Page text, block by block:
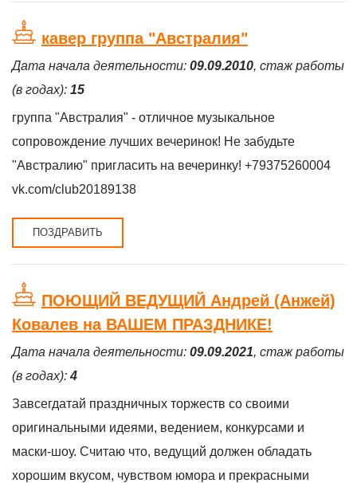
кавер группа "Австралия"
Дата начала деятельности: 09.09.2010, стаж работы
(в годах): 15
группа "Австралия" - отличное музыкальное
сопровождение лучших вечеринок! Не забудьте
"Австралию" пригласить на вечеринку! +79375260004
vk.com/club20189138
ПОЗДРАВИТЬ
ПОЮЩИЙ ВЕДУЩИЙ Андрей (Анжей)
Ковалев на ВАШЕМ ПРАЗДНИКЕ!
Дата начала деятельности: 09.09.2021, стаж работы
(в годах):4
Завсегдатай праздничных торжеств со своими
оригинальными идеями, ведением, конкурсами и
маски-шоу. Считаю что, ведущий должен обладать
хорошим вкусом, чувством юмора и прекрасными